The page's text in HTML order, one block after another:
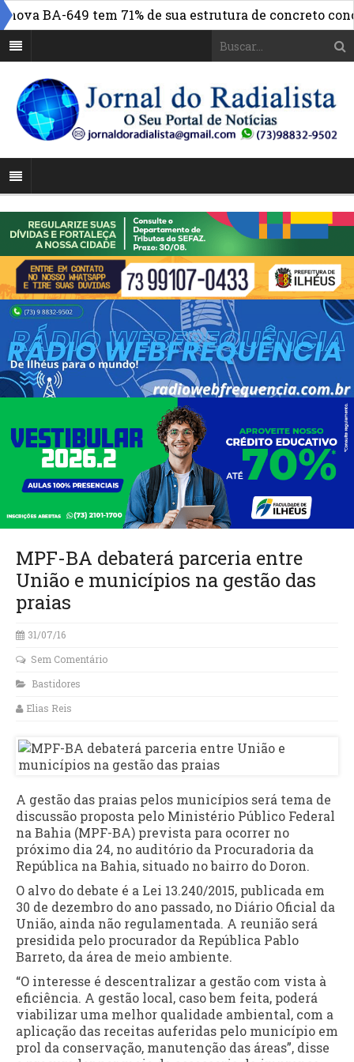
BA-649 tem 71% de sua estrutura de concreto
MPF-BA debaterá parceria entre
União e municípios na gestão das
praias
31/07/16
Sem Comentário
Bastidores
Elias Reis
A gestão das praias pelos municípios será tema de
discussão proposta pelo Ministério Público Federal
na Bahia (MPF-BA) prevista para ocorrer no
próximo dia 24, no auditório da Procuradoria da
República na Bahia, situado no bairro do Doron.
O alvo do debate é a Lei 13.240/2015, publicada em
30 de dezembro do ano passado, no Diário Oficial da
União, ainda não regulamentada. A reunião será
presidida pelo procurador da República Pablo
Barreto, da área de meio ambiente.
“O interesse é descentralizar a gestão com vista à
eficiência. A gestão local, caso bem feita, poderá
viabilizar uma melhor qualidade ambiental, com a
aplicação das receitas auferidas pelo município em
prol da conservação, manutenção das áreas”, disse